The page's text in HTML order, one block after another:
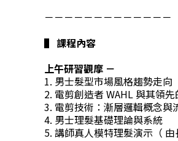
－－－－－－－－－－－－－
▌ 課程內容
上午研習觀摩 －
1. 男士髮型市場風格趨勢走向
2. 電剪創造者 WAHL 與其領
3. 電剪技術：漸層邏輯概念與
4. 男士理髮基礎理論與系統
5. 講師真人模特理髮演示（ 由